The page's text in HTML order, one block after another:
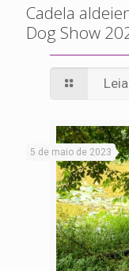
Cadela
Dog Show
5 de maio de 2023